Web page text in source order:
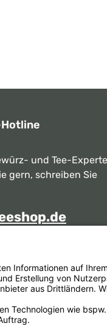
und Tee-
gern, schreiben Sie
10:00 - 17:00